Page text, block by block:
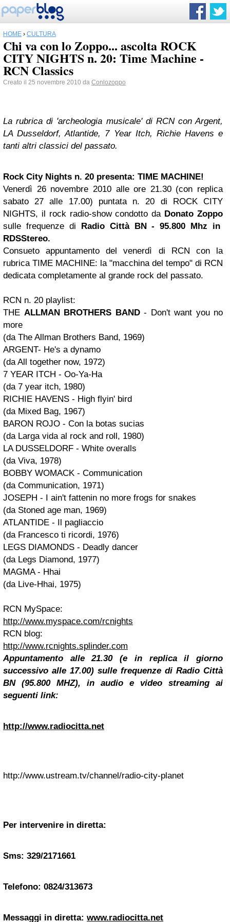
HOME › CULTURA
Chi va con lo Zoppo... ascolta ROCK
CITY NIGHTS n. 20: Time Machine -
RCN Classics
Creato il 25 novembre 2010 da Conlozoppo
La rubrica di 'archeologia musicale' di RCN con Argent,
LA Dusseldorf, Atlantide, 7 Year Itch, Richie Havens e
tanti altri classici del passato.
Rock City Nights n. 20 presenta: TIME MACHINE!
Venerdì 26 novembre 2010alle ore 21.30 (con replica
sabato 27 alle 17.00) puntata n. 20 di ROCK CITY
NIGHTS, il rock radio-show condotto da Donato Zoppo
sulle frequenze di Radio Città BN - 95.800 Mhz in
RDSStereo.
Consueto appuntamento del venerdì di RCN con la
rubrica TIME MACHINE: la "macchina del tempo" di RCN
dedicata completamente al grande rock del passato.
RCN n. 20 playlist:
THE ALLMAN BROTHERS BAND - Don't want you no
more
(da The Allman Brothers Band, 1969)
ARGENT- He's a dynamo
(daAll together now, 1972)
7 YEAR ITCH - Oo-Ya-Ha
(da 7 year itch, 1980)
RICHIE HAVENS - High flyin' bird
(da Mixed Bag, 1967)
BARON ROJO - Con la botas sucias
(da Larga vida al rock and roll, 1980)
LA DUSSELDORF - White overalls
(da Viva, 1978)
BOBBY WOMACK - Communication
(da Communication, 1971)
JOSEPH - I ain't fattenin no more frogs for snakes
(da Stoned age man, 1969)
ATLANTIDE - Il pagliaccio
(da Francesco ti ricordi, 1976)
LEGS DIAMONDS - Deadly dancer
(da Legs Diamond, 1977)
MAGMA- Hhai
(da Live-Hhai, 1975)
RCN MySpace:
http://www.myspace.com/rcnights
RCN blog:
http://www.rcnights.splinder.com
Appuntamento alle 21.30 (e in replica il giorno
successivo alle 17.00) sulle frequenze di Radio Città
BN (95.800 MHZ), in audio e video streaming ai
seguenti link:
http://www.radiocitta.net
http://www.ustream.tv/channel/radio-city-planet
Per intervenire in diretta:
Sms: 329/2171661
Telefono: 0824/313673
Messaggi in diretta: www.radiocitta.net